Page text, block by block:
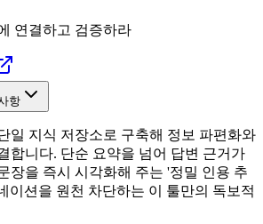
연결하고 검증하라
항
일 지식 저장소로 구축해 정보 파편화와
합니다. 단순 요약을 넘어 답변 근거가
장을 즉시 시각화해 주는 '정밀 인용 추
이션을 원천 차단하는 이 툴만의 독보적